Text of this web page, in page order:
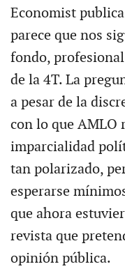
Economist
parece que nos
fondo,
de la 4T. La
a pesar de la
con lo que AMLO
imparcialidad
tan polarizado,
esperarse
que ahora
revista que
opinión pública.